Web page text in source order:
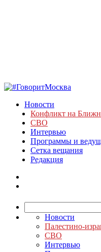
Новости
Конфликт на
СВО
Интервью
Программы и
Сетка вещания
Редакция
Новости
Палестино-
СВО
Интервью